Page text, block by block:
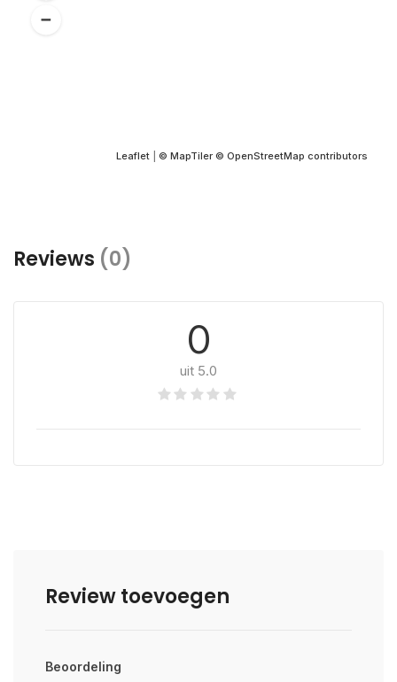
Leaflet © MapTiler © OpenStreetMap contributors
Reviews (0)
0
uit 5.0
Review toevoegen
Beoordeling